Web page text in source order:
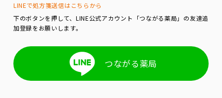
LINEで処方箋送信はこちらから
下のボタンを押して、LINE公式アカウント「つながる薬局」の友達追
加登録をお願いします。
つながる薬局